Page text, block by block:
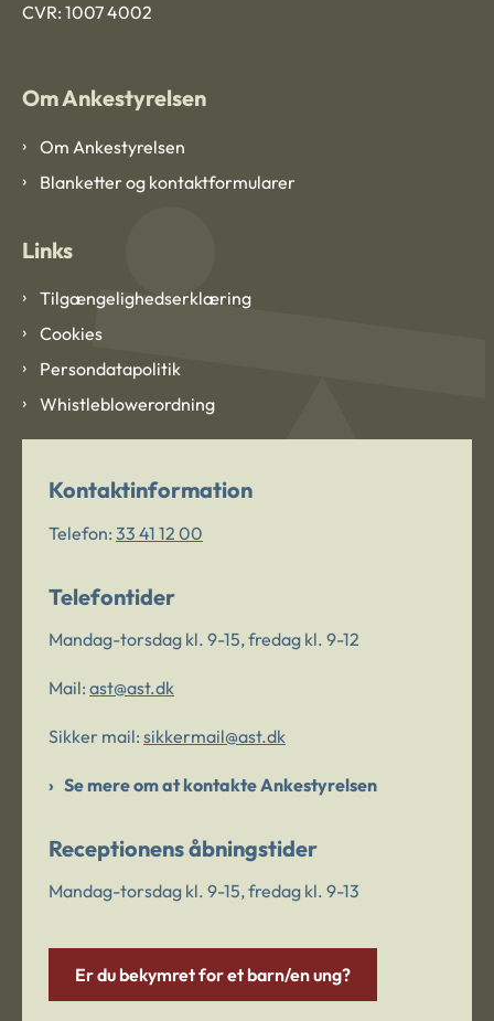
CVR: 1007 4002
Om Ankestyrelsen
Om Ankestyrelsen
Blanketter og kontaktformularer
Links
Tilgængelighedserklæring
Cookies
Persondatapolitik
Whistleblowerordning
Kontaktinformation
Telefon: 33 41 12 00
Telefontider
Mandag-torsdag kl. 9-15, fredag kl. 9-12
Mail: ast@ast.dk
Sikker mail: sikkermail@ast.dk
Se mere om at kontakte Ankestyrelsen
Receptionens åbningstider
Mandag-torsdag kl. 9-15, fredag kl. 9-13
Er du bekymret for et barn/en ung?